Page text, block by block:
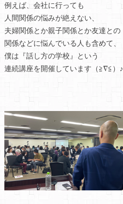
例えば、会社に行っても
人間関係の悩みが絶えない、
夫婦関係とか親子関係とか友達との
関係などに悩んでいる人も含めて、
僕は『話し方の学校』という
連続講座を開催しています（≧∇≦）♪